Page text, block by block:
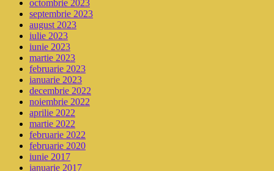
octombrie 2023
septembrie 2023
august 2023
iulie 2023
iunie 2023
martie 2023
februarie 2023
ianuarie 2023
decembrie 2022
noiembrie 2022
aprilie 2022
martie 2022
februarie 2022
februarie 2020
iunie 2017
ianuarie 2017